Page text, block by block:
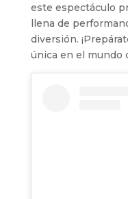
este espectáculo
llena de
diversión.
única en el mundo